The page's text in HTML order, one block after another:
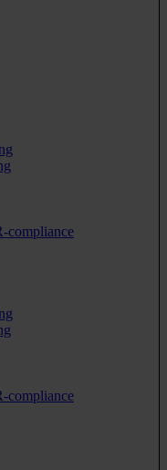
compliance
compliance